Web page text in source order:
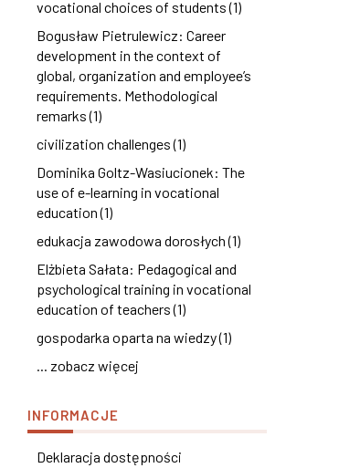
vocational choices of students (1)
Bogusław Pietrulewicz: Career
development in the context of
global, organization and employee’s
requirements. Methodological
remarks (1)
civilization challenges (1)
Dominika Goltz-Wasiucionek: The
use of e-learning in vocational
education (1)
edukacja zawodowa dorosłych (1)
Elżbieta Sałata: Pedagogical and
psychological training in vocational
education of teachers (1)
gospodarka oparta na wiedzy (1)
... zobacz więcej
INFORMACJE
Deklaracja dostępności